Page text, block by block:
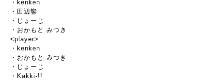
・kenken
・田辺響
・じょーじ
・おかもと みつき
<player>
・kenken
・おかもと みつき
・じょーじ
・Kakki-!!